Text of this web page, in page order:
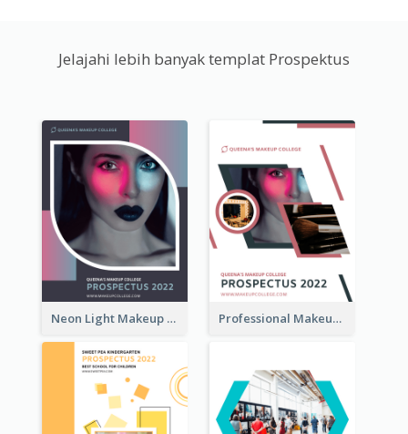
Jelajahi lebih banyak templat Prospektus
Neon Light Makeup School Prospectus Professional Makeup School Prospectus